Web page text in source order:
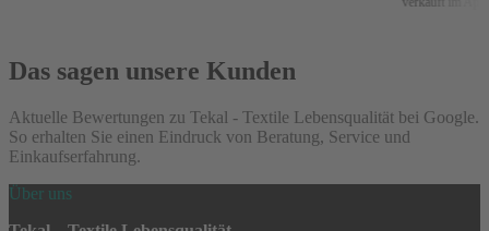
Das sagen unsere Kunden
Aktuelle Bewertungen zu Tekal - Textile Lebensqualität bei Google.
So erhalten Sie einen Eindruck von Beratung, Service und
Einkaufserfahrung.
Über uns